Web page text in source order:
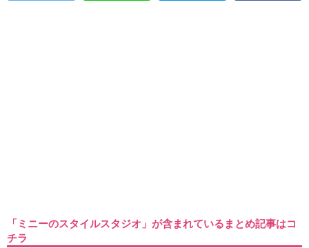
「ミニーのスタイルスタジオ」が含まれているまとめ記事はコ
チラ